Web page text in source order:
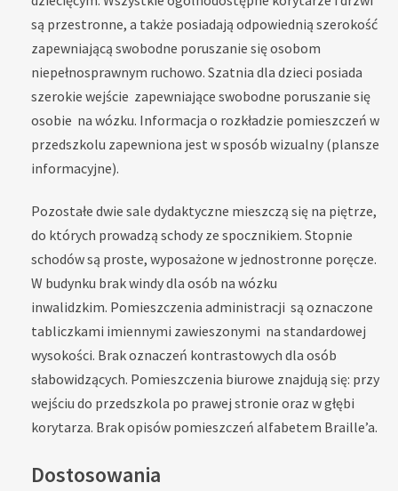
są przestronne, a także posiadają odpowiednią szerokość
zapewniającą swobodne poruszanie się osobom
niepełnosprawnym ruchowo. Szatnia dla dzieci posiada
szerokie wejście zapewniające swobodne poruszanie się
osobie na wózku. Informacja o rozkładzie pomieszczeń w
przedszkolu zapewniona jest w sposób wizualny (plansze
informacyjne).
Pozostałe dwie sale dydaktyczne mieszczą się na piętrze,
do których prowadzą schody ze spocznikiem. Stopnie
schodów są proste, wyposażone w jednostronne poręcze.
W budynku brak windy dla osób na wózku
inwalidzkim. Pomieszczenia administracji są oznaczone
tabliczkami imiennymi zawieszonymi na standardowej
wysokości. Brak oznaczeń kontrastowych dla osób
słabowidzących. Pomieszczenia biurowe znajdują się: przy
wejściu do przedszkola po prawej stronie oraz w głębi
korytarza. Brak opisów pomieszczeń alfabetem Braille’a.
Dostosowania